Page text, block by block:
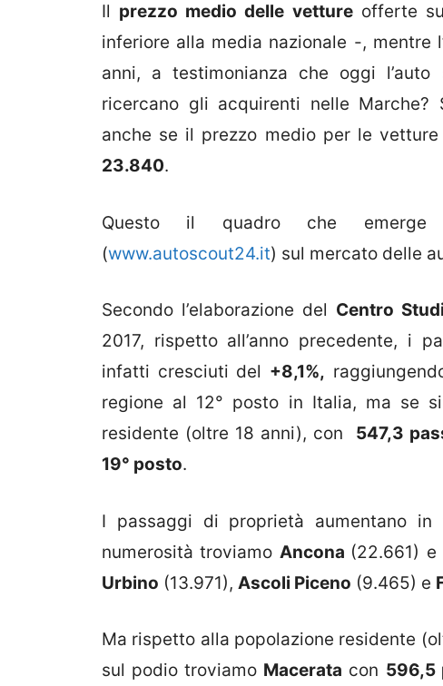
Il prezzo medio delle vettureofferte
inferiore alla media nazionale -, mentre
anni, a testimonianza che oggi
ricercano gli acquirenti nelle Marche?
anche se il prezzo medio per le
23.840.
Questo il quadro che emerge
(www.autoscout24.it) sul mercato delle
Secondo l’elaborazione del Centro Studi
2017, rispetto all’anno precedente, i
infatti cresciuti del +8,1%,
regione al 12° posto in Italia, ma se
residente (oltre 18 anni), con 547,3
19° posto.
I passaggi di proprietà aumentano
numerosità troviamo Ancona (22.661) e
Urbino (13.971), Ascoli Piceno (9.465) e
Ma rispetto alla popolazione residente
sul podio troviamo Macerata con 596,5